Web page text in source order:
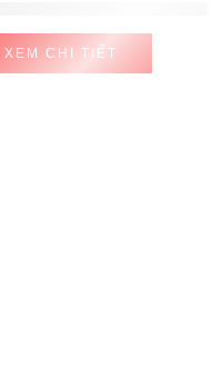
XEM CHI TIẾT